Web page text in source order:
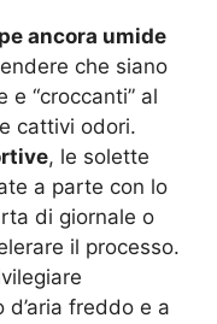
ancora umide
che siano
“croccanti” al
cattivi odori.
, le solette
a parte con lo
di giornale o
il processo.
freddo e a